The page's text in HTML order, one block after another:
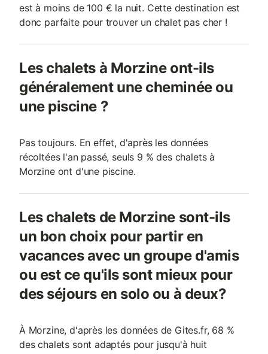
est à moins de 100 € la nuit. Cette destination est
donc parfaite pour trouver un chalet pas cher !
Les chalets à Morzine ont-ils
généralement une cheminée ou
une piscine ?
Pas toujours. En effet, d'après les données
récoltées l'an passé, seuls 9 % des chalets à
Morzine ont d'une piscine.
Les chalets de Morzine sont-ils
un bon choix pour partir en
vacances avec un groupe d'amis
ou est ce qu'ils sont mieux pour
des séjours en solo ou à deux?
À Morzine, d'après les données de Gites.fr, 68 %
des chalets sont adaptés pour jusqu'à huit